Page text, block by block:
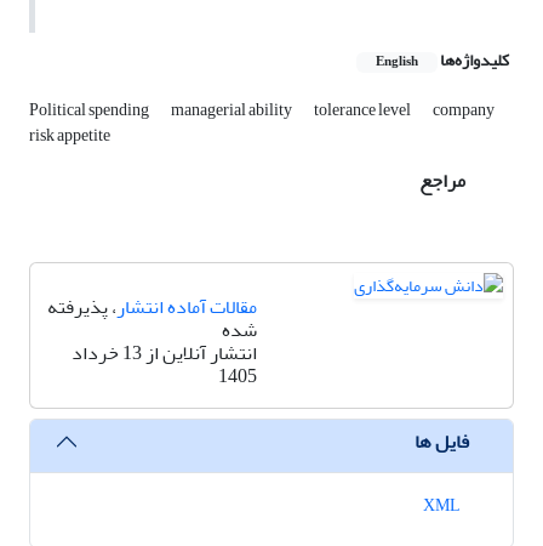
کلیدواژه‌ها English
Political spending managerial ability tolerance level company
risk appetite
مراجع
مقالات آماده انتشار، پذیرفته
شده
انتشار آنلاین از 13 خرداد
1405
فایل ها